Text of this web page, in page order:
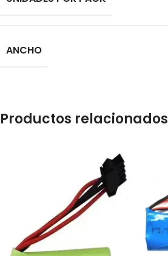
ANCHO
Productos relacionados